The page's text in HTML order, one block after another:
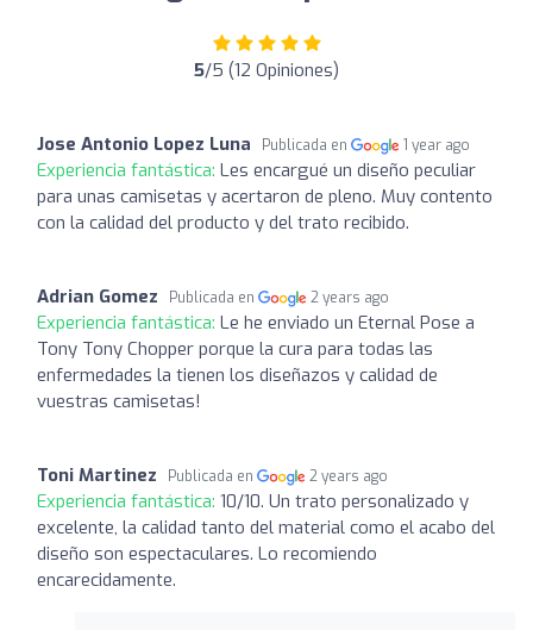
5/5 (12 Opiniones)
Jose Antonio Lopez Luna Publicada en 1 year ago
Experiencia fantástica: Les encargué un diseño peculiar
para unas camisetas y acertaron de pleno. Muy contento
con la calidad del producto y del trato recibido.
Adrian Gomez Publicada en 2 years ago
Experiencia fantástica: Le he enviado un Eternal Pose a
Tony Tony Chopper porque la cura para todas las
enfermedades la tienen los diseñazos y calidad de
vuestras camisetas!
Toni Martinez Publicada en 2 years ago
Experiencia fantástica: 10/10. Un trato personalizado y
excelente, la calidad tanto del material como el acabo del
diseño son espectaculares. Lo recomiendo
encarecidamente.